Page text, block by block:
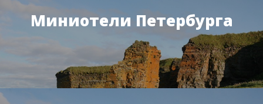
Миниотели Петербурга